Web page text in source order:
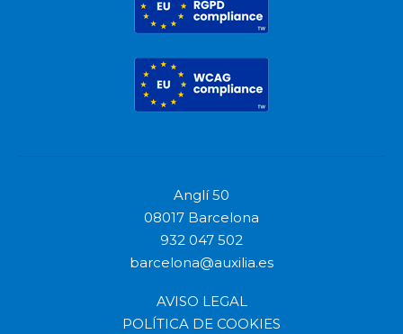
Anglí 50
08017 Barcelona
932 047 502
barcelona@auxilia.es
AVISO LEGAL
POLÍTICA DE COOKIES